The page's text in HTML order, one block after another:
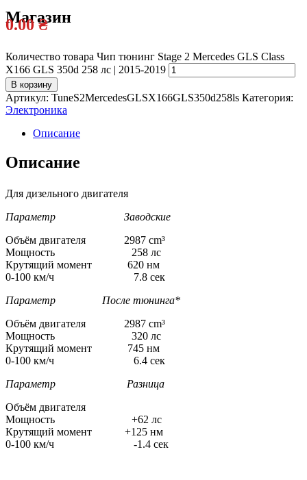
Магазин
0.00₴
Количество товара Чип тюнинг Stage 2 Mercedes GLS Class
X166 GLS 350d 258 лс | 2015-2019
В корзину
Артикул: TuneS2MercedesGLSX166GLS350d258ls Категория:
Электроника
Описание
Описание
Для дизельного двигателя
Параметр Заводские
Объём двигателя 2987 cm³
Мощность 258 лс
Крутящий момент 620 нм
0-100 км/ч 7.8 сек
Параметр После тюнинга*
Объём двигателя 2987 cm³
Мощность 320 лс
Крутящий момент 745 нм
0-100 км/ч 6.4 сек
Параметр Разница
Объём двигателя
Мощность +62 лс
Крутящий момент +125 нм
0-100 км/ч -1.4 сек